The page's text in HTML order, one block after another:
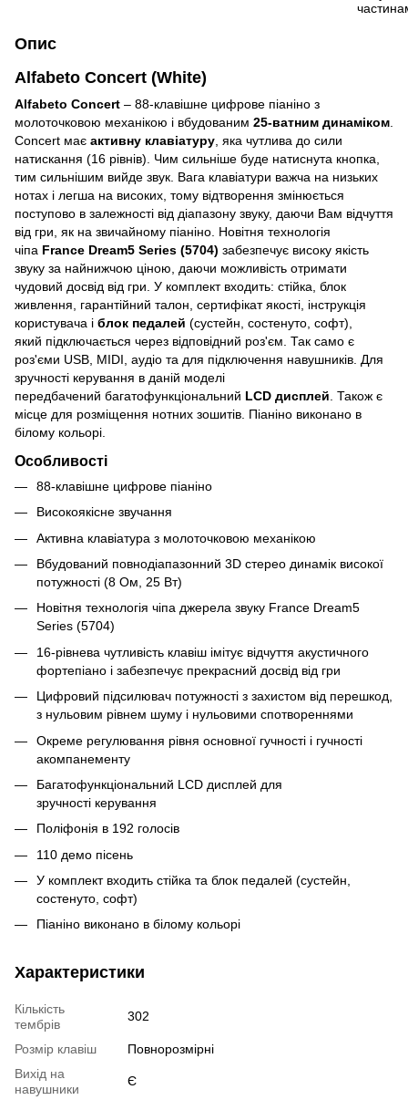
Опис
Alfabeto Concert (White)
Alfabeto Concert – 88-клавішне цифрове піаніно з
молоточковою механікою і вбудованим 25-ватним динаміком
Concert має активну клавіатуру , яка чутлива до сили
натискання (16 рівнів). Чим сильніше буде натиснута кнопка,
тим сильнішим вийде звук. Вага клавіатури важча на низьких
нотах і легша на високих, тому відтворення змінюється
поступово в залежності від діапазону звуку, даючи Вам відчуття
від гри, як на звичайному піаніно. Новітня технологія
чіпа France Dream5 Series (5704) забезпечує високу якість
звуку за найнижчою ціною, даючи можливість отримати
чудовий досвід від гри. У комплект входить: стійка, блок
живлення, гарантійний талон, сертифікат якості, інструкція
користувача і блок педалей (сустейн, состенуто, софт),
який підключається через відповідний роз'єм. Так само є
роз'єми USB, MIDI, аудіо та для підключення навушників. Для
зручності керування в даній моделі
передбачений багатофункціональний LCD дисплей . Також є
місце для розміщення нотних зошитів. Піаніно виконано в
білому кольорі.
Особливості
88-клавішне цифрове піаніно
Високоякісне звучання
Активна клавіатура з молоточковою механікою
Вбудований повнодіапазонний 3D стерео динамік високої
потужності (8 Ом, 25 Вт)
Новітня технологія чіпа джерела звуку France Dream5
Series (5704)
16-рівнева чутливість клавіш імітує відчуття акустичного
фортепіано і забезпечує прекрасний досвід від гри
Цифровий підсилювач потужності з захистом від перешкод,
з нульовим рівнем шуму і нульовими спотвореннями
Окреме регулювання рівня основної гучності і гучності
акомпанементу
Багатофункціональний LCD дисплей для
зручності керування
Поліфонія в 192 голосів
110 демо пісень
У комплект входить стійка та блок педалей (сустейн,
состенуто, софт)
Піаніно виконано в білому кольорі
Характеристики
Кількість
тембрів
302
Розмір клавіш
Повнорозмірні
Вихід на
навушники
Є